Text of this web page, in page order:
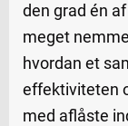
den grad én
meget
hvordan et
effektiviteten
med aflåste